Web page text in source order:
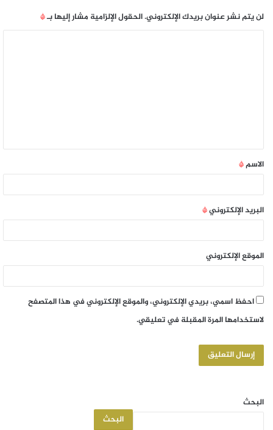
لن يتم نشر عنوان بريدك الإلكتروني.الحقول الإلزامية مشار إليها بـ*
الاسم*
البريد الإلكتروني*
الموقع الإلكتروني
احفظ اسمي، بريدي الإلكتروني، والموقع الإلكتروني في هذا المتصفح
لاستخدامها المرة المقبلة في تعليقي.
البحث
البحث